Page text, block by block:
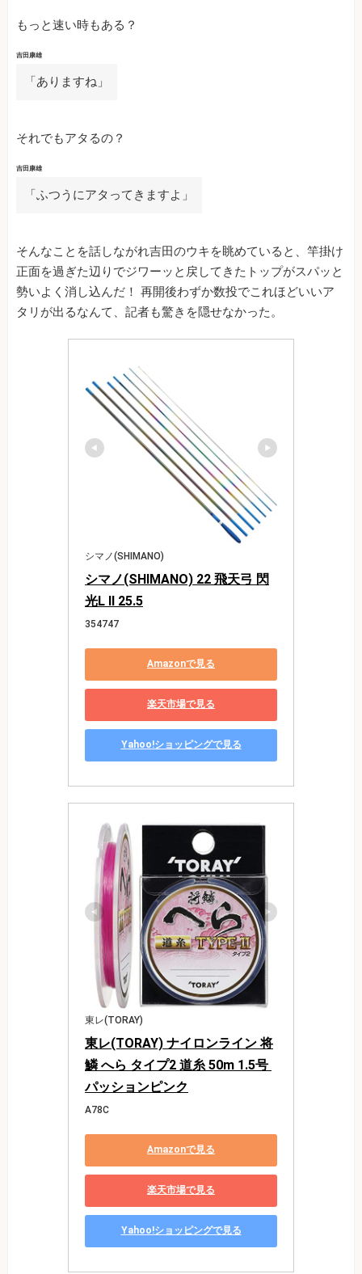
もっと速い時もある？
吉田康雄
「ありますね」
それでもアタるの？
吉田康雄
「ふつうにアタってきますよ」
そんなことを話しながれ吉田のウキを眺めていると、竿掛け
正面を過ぎた辺りでジワーッと戻してきたトップがスパッと
勢いよく消し込んだ！ 再開後わずか数投でこれほどいいア
タリが出るなんて、記者も驚きを隠せなかった。
シマノ(SHIMANO)
シマノ(SHIMANO) 22 飛天弓 閃
光L II 25.5
354747
Amazonで見る
楽天市場で見る
Yahoo!ショッピングで見る
東レ(TORAY)
東レ(TORAY) ナイロンライン 将
鱗 へら タイプ2 道糸 50m 1.5号
パッションピンク
A78C
Amazonで見る
楽天市場で見る
Yahoo!ショッピングで見る